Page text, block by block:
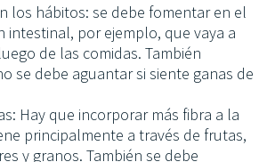
los hábitos: se debe fomentar en el
intestinal, por ejemplo, que vaya a
de las comidas. También
se debe aguantar si siente ganas de
Hay que incorporar más fibra a la
principalmente a través de frutas,
y granos. También se debe